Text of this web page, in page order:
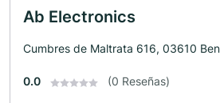
Ab Electronics
Cumbres de Maltrata 616, 03610
0.0 (0 Reseñas)